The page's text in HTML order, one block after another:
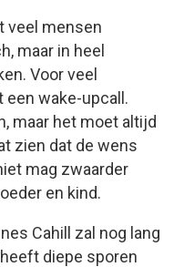
veel mensen
maar in heel
Voor veel
een wake-upcall.
maar het moet altijd
zien dat de wens
mag zwaarder
en kind.
Cahill zal nog lang
diepe sporen